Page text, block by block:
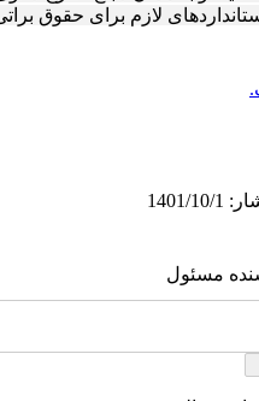
لازم برای حقوق
مسئول